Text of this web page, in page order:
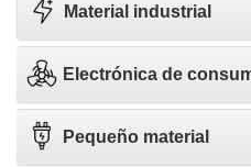
Material industrial
Electrónica de
Pequeño material